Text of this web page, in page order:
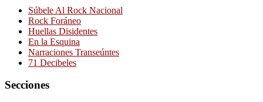
Súbele Al Rock Nacional
Rock Foráneo
Huellas Disidentes
En la Esquina
Narraciones Transeúntes
71 Decibeles
Secciones